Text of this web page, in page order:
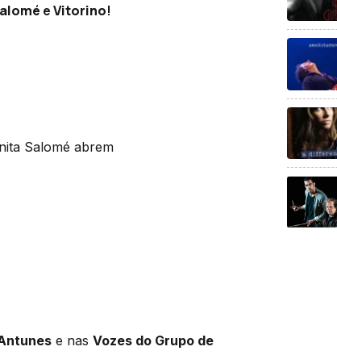
eVitorino!
Salomé abrem
e nas Vozes do Grupo de